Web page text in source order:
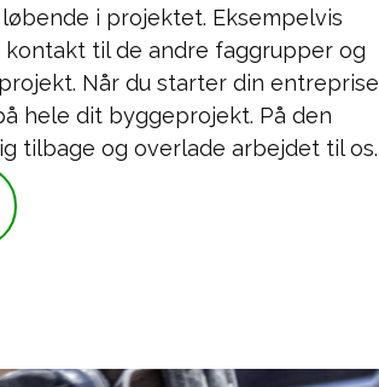
i projektet. Eksempelvis
til de andre faggrupper og
Når du starter din entreprise
hele dit byggeprojekt. På den
tilbage og overlade arbejdet til os.